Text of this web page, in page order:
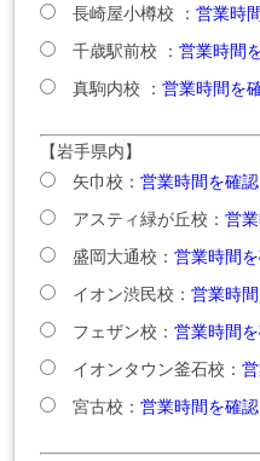
長崎屋小樽校 ：営業時
千歳駅前校 ：営業時
真駒内校 ：営業時間
【岩手県内】
矢巾校：営業時間を確
アスティ緑が丘校：営
盛岡大通校：営業時間
イオン渋民校：営業時
フェザン校：営業時間
イオンタウン釜石校：
宮古校：営業時間を確